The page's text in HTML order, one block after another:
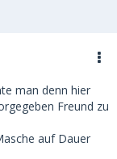
man denn hier
Freund zu
auf Dauer